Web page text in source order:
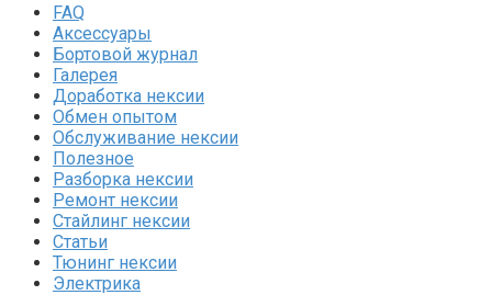
FAQ
Аксессуары
Бортовой журнал
Галерея
Доработка нексии
Обмен опытом
Обслуживание нексии
Полезное
Разборка нексии
Ремонт нексии
Стайлинг нексии
Статьи
Тюнинг нексии
Электрика